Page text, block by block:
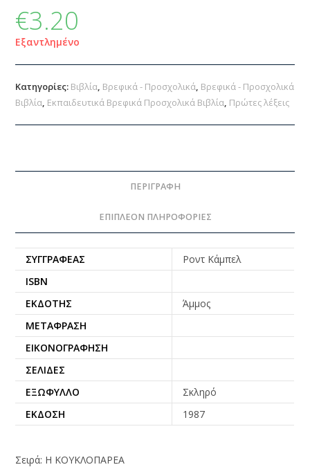
€3.20
Εξαντλημένο
Κατηγορίες: Βιβλία, Βρεφικά - Προσχολικά, Βρεφικά - Προσχολικά
Βιβλία, Εκπαιδευτικά Βρεφικά Προσχολικά Βιβλία, Πρώτες λέξεις
ΠΕΡΙΓΡΑΦΉ
ΕΠΙΠΛΈΟΝ ΠΛΗΡΟΦΟΡΊΕΣ
ΣΥΓΓΡΑΦΈΑΣ
Ροντ Κάμπελ
ISBN
ΕΚΔΌΤΗΣ
Άμμος
ΜΕΤΆΦΡΑΣΗ
ΕΙΚΟΝΟΓΡΆΦΗΣΗ
ΣΕΛΊΔΕΣ
ΕΞΏΦΥΛΛΟ
Σκληρό
ΈΚΔΟΣΗ
1987
Σειρά: Η ΚΟΥΚΛΟΠΑΡΕΑ